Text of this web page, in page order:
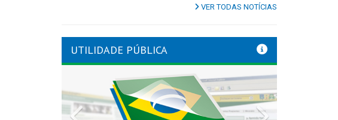
VER TODAS NOTÍCIAS
UTILIDADE PÚBLICA
Previous